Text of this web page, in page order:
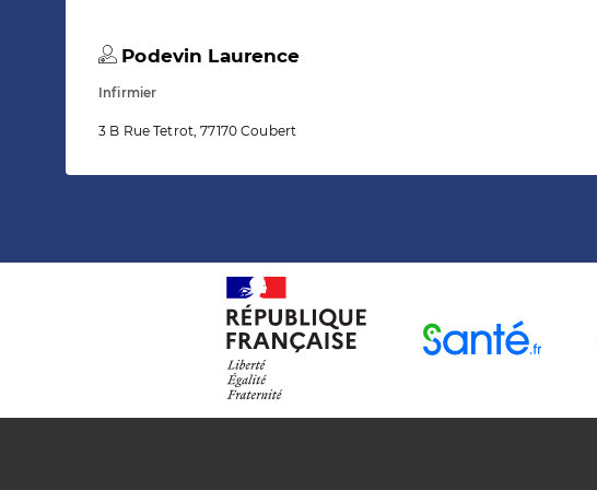
Podevin Laurence
Infirmier
3 B Rue Tetrot, 77170 Coubert